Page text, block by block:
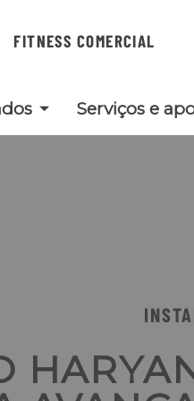
FITNESS COMERCIAL
Serviços e